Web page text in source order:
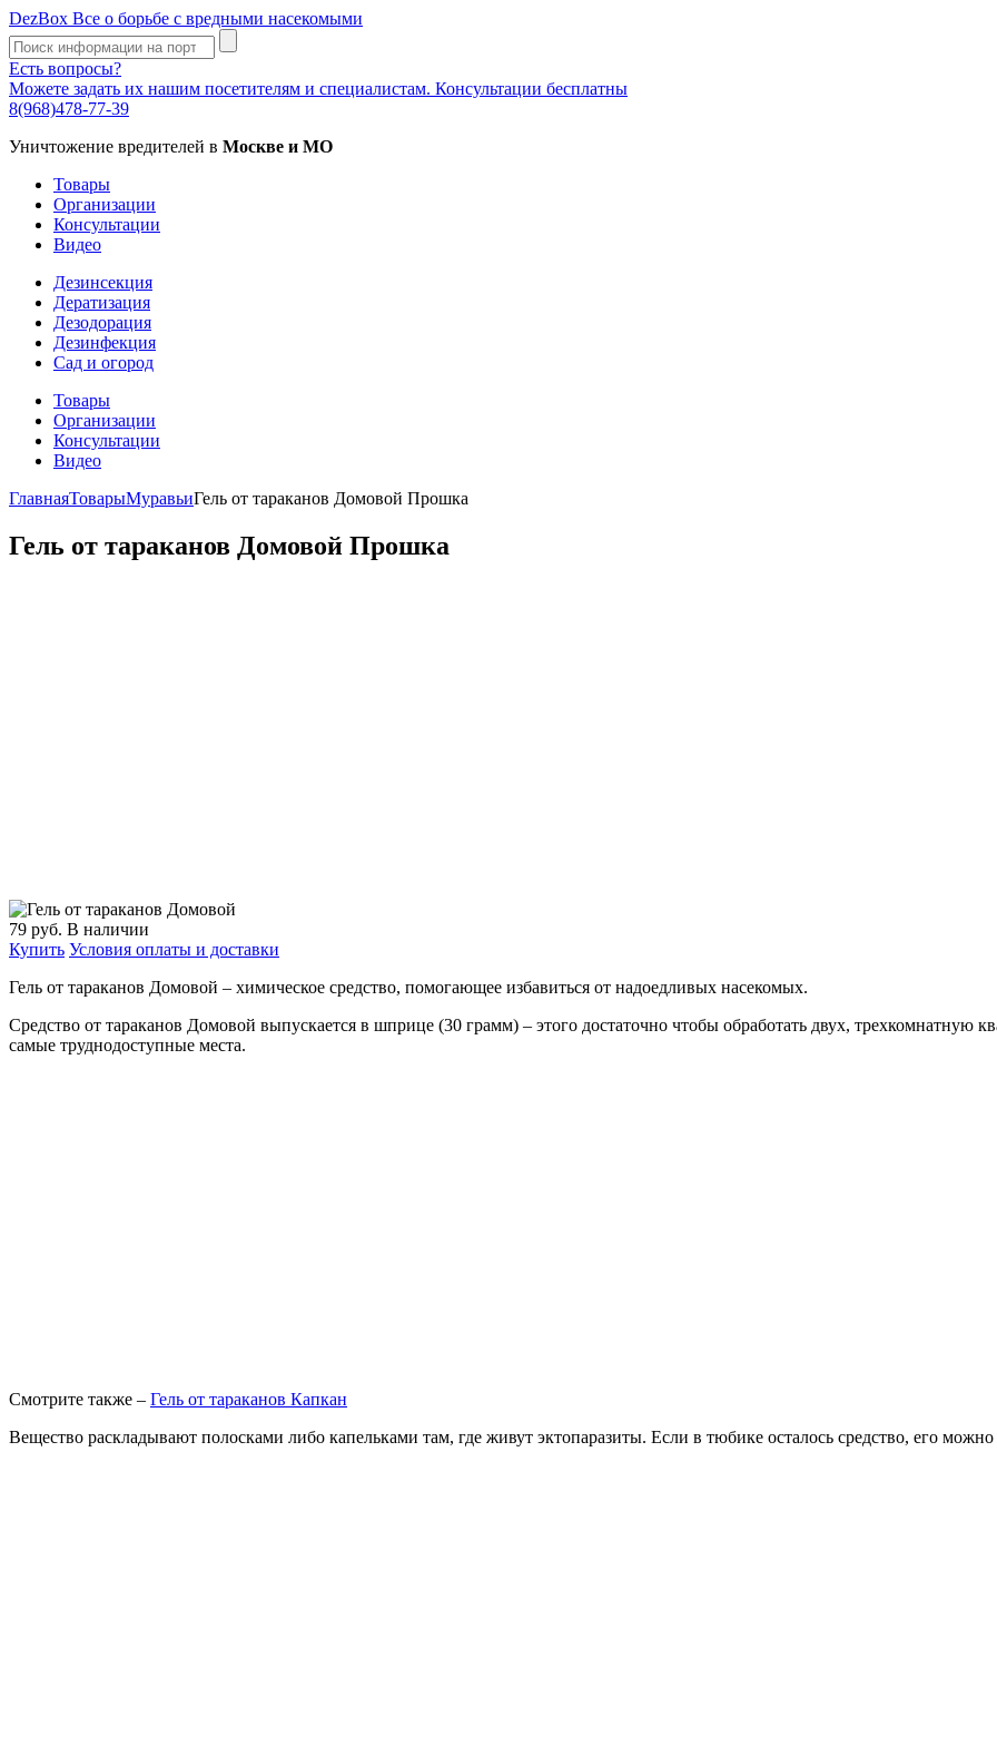
DezBox Все о борьбе с вредными насекомыми
Есть вопросы?
Можете задать их нашим посетителям и специалистам. Консультации бесплатны
8(968)478-77-39
Уничтожение вредителей в Москве и МО
Товары
Организации
Консультации
Видео
Дезинсекция
Дератизация
Дезодорация
Дезинфекция
Сад и огород
Товары
Организации
Консультации
Видео
ГлавнаяТоварыМуравьиГель от тараканов Домовой Прошка
Гель от тараканов Домовой Прошка
79 руб. В наличии
Купить Условия оплаты и доставки
Гель от тараканов Домовой – химическое средство, помогающее избавиться от надоедливых насекомых.
Средство от тараканов Домовой выпускается в шприце (30 грамм) – этого достаточно чтобы обработать двух, трехкомнатную
самые труднодоступные места.
Смотрите также – Гель от тараканов Капкан
Вещество раскладывают полосками либо капельками там, где живут эктопаразиты. Если в тюбике осталось средство, его можно